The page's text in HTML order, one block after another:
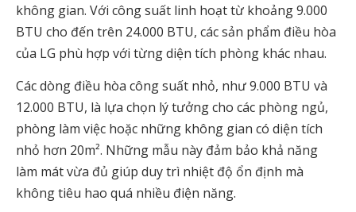
không gian. Với công suất linh hoạt từ khoảng 9.000
BTU cho đến trên 24.000 BTU, các sản phẩm điều hòa
của LG phù hợp với từng diện tích phòng khác nhau.
Các dòng điều hòa công suất nhỏ, như 9.000 BTU và
12.000 BTU, là lựa chọn lý tưởng cho các phòng ngủ,
phòng làm việc hoặc những không gian có diện tích
nhỏ hơn 20m². Những mẫu này đảm bảo khả năng
làm mát vừa đủ giúp duy trì nhiệt độ ổn định mà
không tiêu hao quá nhiều điện năng.